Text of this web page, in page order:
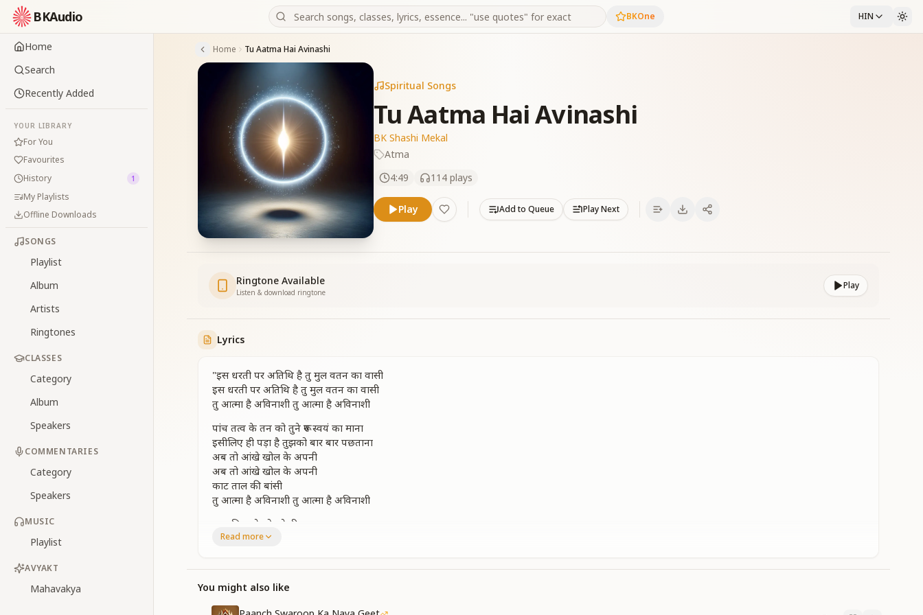
BKAudio BKOne HIN
Home
Search
Recently Added
YOUR LIBRARY
For You
Favourites
History
1
My Playlists
Offline Downloads
SONGS
Playlist
Album
Artists
Ringtones
CLASSES
Category
Album
Speakers
COMMENTARIES
Category
Speakers
MUSIC
Playlist
AVYAKT
Mahavakya
Home Tu Aatma Hai Avinashi
Spiritual Songs
Tu Aatma Hai Avinashi
BK Shashi Mekal
Atma
4:49
114 plays
Play Add to Queue Play Next
Ringtone Available
Listen & download ringtone
Play
Lyrics
"इस धरती पर अतिथि है तु मुल वतन का वासी
इस धरती पर अतिथि है तु मुल वतन का वासी
तु आत्मा है अविनाशी तु आत्मा है अविनाशी
पांच तत्व के तन को तुने रूप स्वयं का माना
इसीलिए ही पड़ा है तुझको बार बार पछताना
अब तो आंखे खोल के अपनी
अब तो आंखे खोल के अपनी
काट ताल की बांसी
तु आत्मा है अविनाशी तु आत्मा है अविनाशी
परम पिता से जोड़ के रिश्ता बन जा उनका बच्चा
योगाग्नि में तपने से ही दिव्य सोना सच्चा
शिव की शक्ति पाकर होगा
हीरा स्वयं प्रकाशी
तु आत्मा है अविनाशी तु आत्मा है अविनाशी
Read more
You might also like